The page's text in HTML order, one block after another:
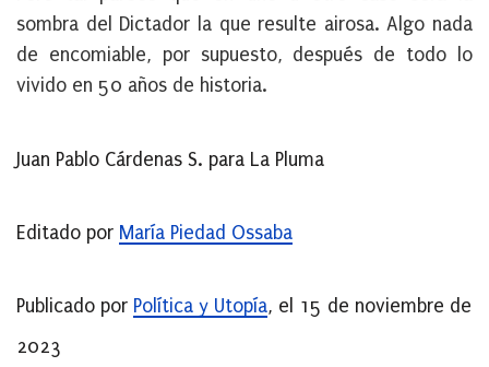
sombra del Dictador la que resulte airosa. Algo nada
de encomiable, por supuesto, después de todo lo
vivido en 50 años de historia.
Juan Pablo Cárdenas S. para La Pluma
Editado por María Piedad Ossaba
Publicado por Política y Utopía, el 15 de noviembre de
2023